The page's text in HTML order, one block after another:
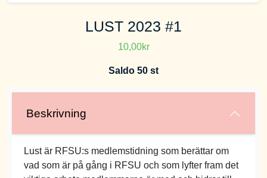
LUST 2023 #1
10,00kr
Saldo 50 st
Beskrivning
Lust är RFSU:s medlemstidning som berättar om
vad som är på gång i RFSU och som lyfter fram det